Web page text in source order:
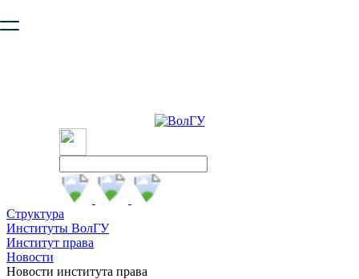
безопасную работу с сайтом. Пожалуйста
Структура
Институты ВолГУ
Институт права
Новости
Новости института права